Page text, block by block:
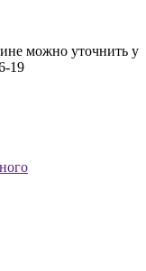
можно уточнить у
19